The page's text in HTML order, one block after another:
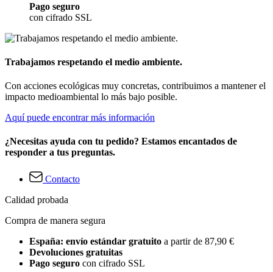
Pago seguro
con cifrado SSL
Trabajamos respetando el medio ambiente.
Con acciones ecológicas muy concretas, contribuimos a mantener el
impacto medioambiental lo más bajo posible.
Aquí puede encontrar más información
¿Necesitas ayuda con tu pedido? Estamos encantados de
responder a tus preguntas.
Contacto
Calidad probada
Compra de manera segura
España: envío estándar gratuito a partir de 87,90 €
Devoluciones gratuitas
Pago seguro con cifrado SSL